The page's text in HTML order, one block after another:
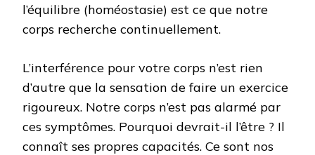
l’équilibre (homéostasie) est ce que notre
corps recherche continuellement.
L’interférence pour votre corps n’est rien
d’autre que la sensation de faire un exercice
rigoureux. Notre corps n’est pas alarmé par
ces symptômes. Pourquoi devrait-il l’être ? Il
connaît ses propres capacités. Ce sont nos